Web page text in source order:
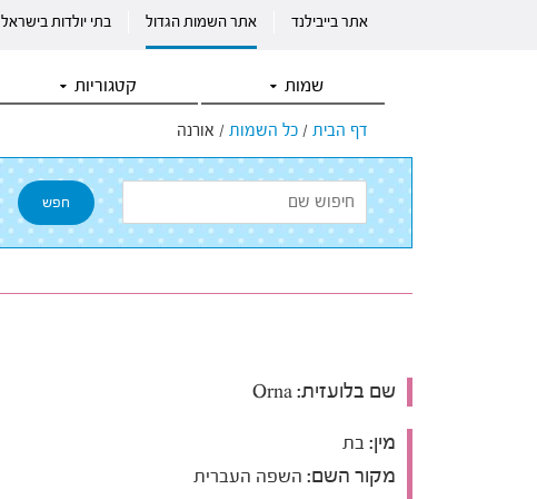
אתר בייבילנד אתר השמות הגדול בתי יולדות בישראל
שמות קטגוריות
דף הבית / כל השמות / אורנה
שם בלועזית:
מין: בת
מקור השם: השפה העברית